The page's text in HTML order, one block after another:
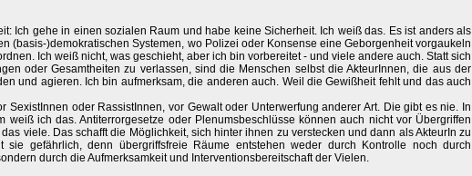
Ich gehe in einen sozialen Raum und habe keine Sicherheit. Ich weiß das. Es ist anders als
(basis-)demokratischen Systemen, wo Polizei oder Konsense eine Geborgenheit vorgaukeln
Ich weiß nicht, was geschieht, aber ich bin vorbereitet - und viele andere auch. Statt sich
oder Gesamtheiten zu verlassen, sind die Menschen selbst die AkteurInnen, die aus der
und agieren. Ich bin aufmerksam, die anderen auch. Weil die Gewißheit fehlt und das auch
SexistInnen oder RassistInnen, vor Gewalt oder Unterwerfung anderer Art. Die gibt es nie. In
weiß ich das. Antiterrorgesetze oder Plenumsbeschlüsse können auch nicht vor Übergriffen
viele. Das schafft die Möglichkeit, sich hinter ihnen zu verstecken und dann als AkteurIn zu
sie gefährlich, denn übergriffsfreie Räume entstehen weder durch Kontrolle noch durch
durch die Aufmerksamkeit und Interventionsbereitschaft der Vielen.